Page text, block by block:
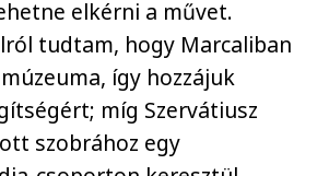
elkérni a művet.
tudtam, hogy Marcaliban
így hozzájuk
míg Szervátiusz
szobrához egy